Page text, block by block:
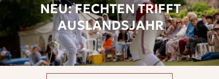
NEU: FECHTEN TRIFFT
AUSLANDSJAHR